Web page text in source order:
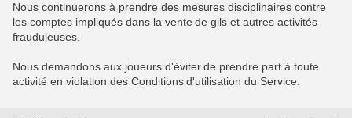
Nous continuerons à prendre des mesures disciplinaires contre
les comptes impliqués dans la vente de gils et autres activités
frauduleuses.
Nous demandons aux joueurs d'éviter de prendre part à toute
activité en violation des Conditions d'utilisation du Service.